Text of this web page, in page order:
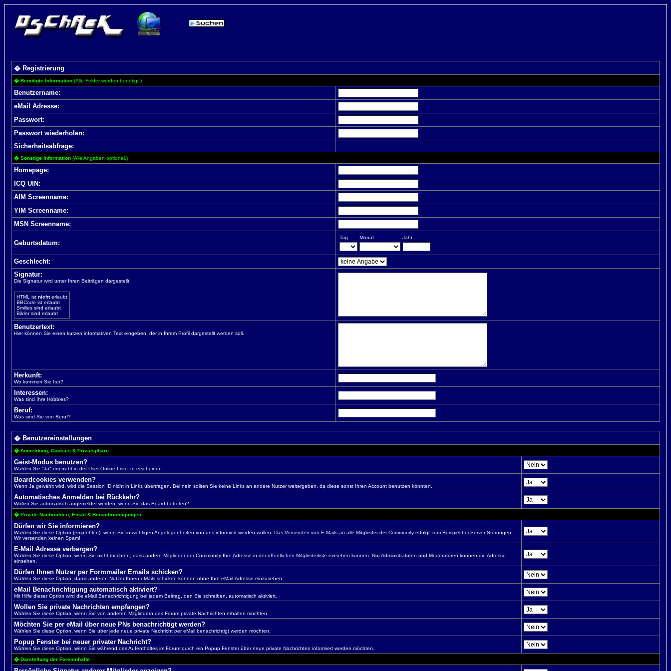
� Registrierung
� Benötigte Information(Alle Felder werden benötigt.)
Benutzername:
eMail Adresse:
Passwort:
Passwort wiederholen:
Sicherheitsabfrage:
� Sonstige Information(Alle Angaben optional.)
Homepage:
ICQ UIN:
AIM Screenname:
YIM Screenname:
MSN Screenname:
Geburtsdatum:
Tag Monat Jahr
Geschlecht:
Signatur:
Die Signatur wird unter Ihren Beiträgen dargestellt.
HTML ist nichterlaubt
BBCode ist erlaubt
Smilies sind erlaubt
Bilder sind erlaubt
Benutzertext:
Hier können Sie einen kurzen informativen Text eingeben, der in Ihrem Profil dargestellt werden soll.
Herkunft:
Wo kommen Sie her?
Interessen:
Was sind Ihre Hobbies?
Beruf:
Was sind Sie von Beruf?
� Benutzereinstellungen
� Anmeldung, Cookies & Privatsphäre
Geist-Modus benutzen?
Wählen Sie "Ja" um nicht in der User-Online Liste zu erscheinen.
Boardcookies verwenden?
Wenn Ja gewählt wird, wird die Session ID nicht in Links übertragen. Bei nein sollten Sie keine Links an andere Nutzer weitergeben, da diese sonst Ihren Account benutzen könnten.
Automatisches Anmelden bei Rückkehr?
Wollen Sie automatisch angemeldet werden, wenn Sie das Board betreten?
� Private Nachrichten, Email & Benachrichtigungen
Dürfen wir Sie informieren?
Wählen Sie diese Option (empfohlen), wenn Sie in wichtigen Angelegenheiten von uns informiert werden wollen. Das Versenden von E-Mails an alle Mitglieder der Community erfolgt zum Beispiel bei Server-Störungen.
Wir versenden keinen Spam!
E-Mail Adresse verbergen?
Wählen Sie diese Option, wenn Sie nicht möchten, dass andere Mitglieder der Community Ihre Adresse in der öffentlichen Mitgliederliste einsehen können. Nur Administratoren und Moderatoren können die Adresse
einsehen.
Dürfen Ihnen Nutzer per Formmailer Emails schicken?
Wählen Sie diese Option, damit anderen Nutzer Ihnen eMails schicken können ohne Ihre eMail-Adresse einzusehen.
eMail Benachrichtigung automatisch aktiviert?
Mit Hilfe dieser Option wird die eMail Benachrichtigung bei jedem Beitrag, den Sie schreiben, automatisch aktiviert.
Wollen Sie private Nachrichten empfangen?
Wählen Sie diese Option, wenn Sie von anderen Mitgliedern des Forum private Nachrichten erhalten möchten.
Möchten Sie per eMail über neue PNs benachrichtigt werden?
Wählen Sie diese Option, wenn Sie über jede neue private Nachricht per eMail benachrichtigt werden möchten.
Popup Fenster bei neuer privater Nachricht?
Wählen Sie diese Option, wenn Sie während des Aufenthaltes im Forum durch ein Popup Fenster über neue private Nachrichten informiert werden möchten.
� Darstellung der Foreninhalte